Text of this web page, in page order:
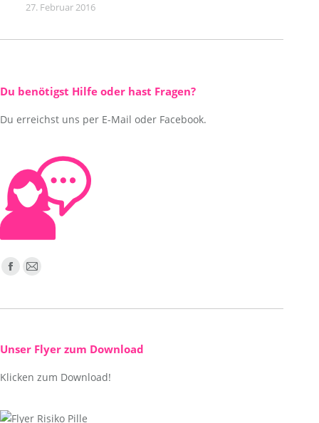
27. Februar 2016
Du benötigst Hilfe oder hast Fragen?
Du erreichst uns per E-Mail oder Facebook.
Finden Sie uns auf:
Facebook
opens
new
E-
page
in
window
Unser Flyer zum Download
Klicken zum Download!